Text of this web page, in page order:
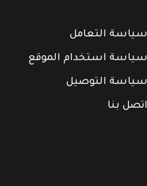
سياسة التعامل
سياسة استخدام الموقع
سياسة التوصيل
اتصل بنا